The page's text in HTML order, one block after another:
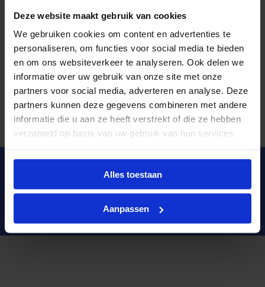
Deze website maakt gebruik van cookies
We gebruiken cookies om content en advertenties te
personaliseren, om functies voor social media te bieden
en om ons websiteverkeer te analyseren. Ook delen we
informatie over uw gebruik van onze site met onze
partners voor social media, adverteren en analyse. Deze
partners kunnen deze gegevens combineren met andere
informatie die u aan ze heeft verstrekt of die ze hebben
verzameld op basis van uw gebruik van hun services.
Alles toestaan
Aanpassen
onze producten up-to-date te
houden, maar vooral om continu te
blijven innoveren voor een betere
gebruikerservaring!